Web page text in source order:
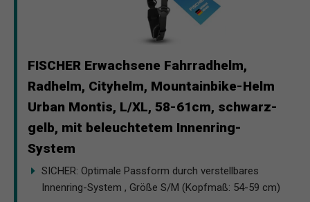
FISCHER Erwachsene Fahrradhelm,
Radhelm, Cityhelm, Mountainbike-Helm
Urban Montis, L/XL, 58-61cm, schwarz-
gelb, mit beleuchtetem Innenring-
System
SICHER: Optimale Passform durch verstellbares
Innenring-System , Größe S/M (Kopfmaß: 54-59 cm)